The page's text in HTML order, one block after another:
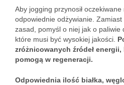
Aby jogging przynosił
odpowiednie odżywianie.
zasad, pomyśl o niej jak o paliwie
które musi być wysokiej jakości.
zróżnicowanych źródeł energii,
pomogą w regeneracji.
Odpowiednia ilość białka,